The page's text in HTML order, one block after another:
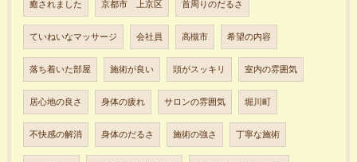
癒されました 京都市 上京区 首周りのだるさ
ていねいなマッサージ 会社員 高槻市 希望の内容
落ち着いた部屋 施術が良い 頭がスッキリ 室内の雰囲気
居心地の良さ 身体の疲れ サロンの雰囲気 堀川町
不快感の解消 身体のだるさ 施術の強さ 丁寧な施術